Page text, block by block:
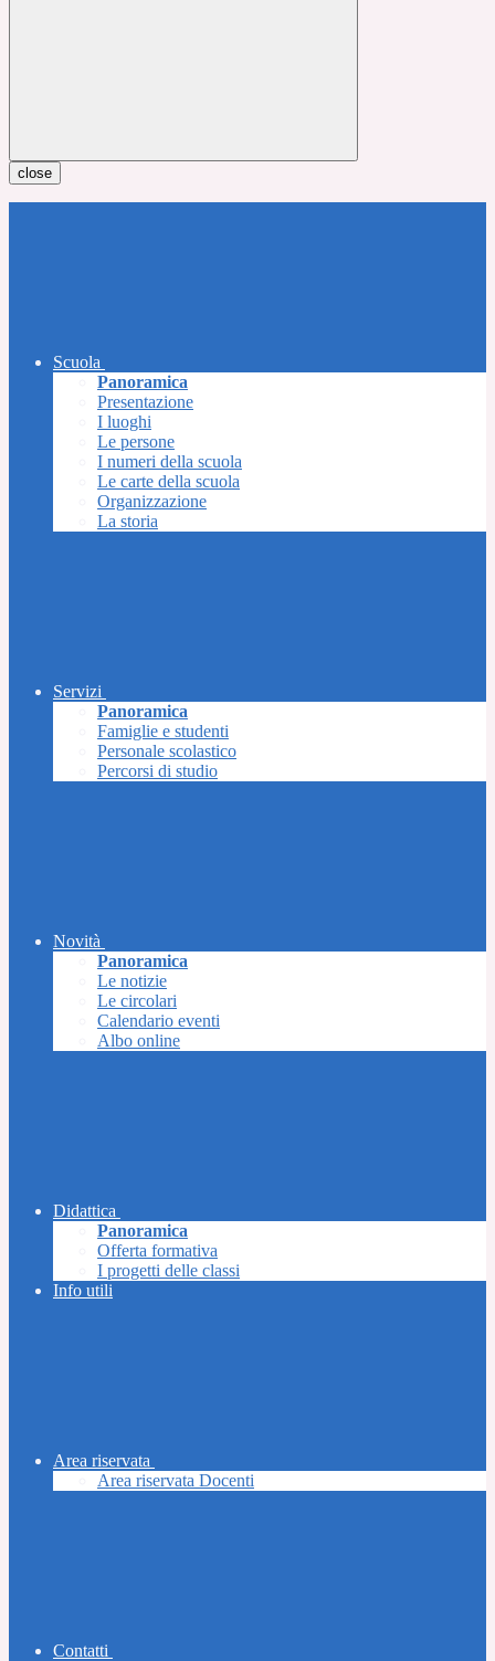
close
Scuola
Panoramica
Presentazione
I luoghi
Le persone
I numeri della scuola
Le carte della scuola
Organizzazione
La storia
Servizi
Panoramica
Famiglie e studenti
Personale scolastico
Percorsi di studio
Novità
Panoramica
Le notizie
Le circolari
Calendario eventi
Albo online
Didattica
Panoramica
Offerta formativa
I progetti delle classi
Info utili
Area riservata
Area riservata Docenti
Contatti